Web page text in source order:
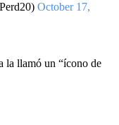
October 17,
la llamó un “ícono de